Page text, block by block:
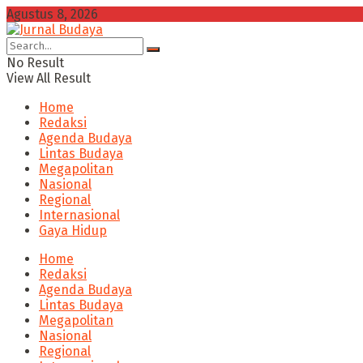
Agustus 8, 2026
No Result
View All Result
Home
Redaksi
Agenda Budaya
Lintas Budaya
Megapolitan
Nasional
Regional
Internasional
Gaya Hidup
Home
Redaksi
Agenda Budaya
Lintas Budaya
Megapolitan
Nasional
Regional